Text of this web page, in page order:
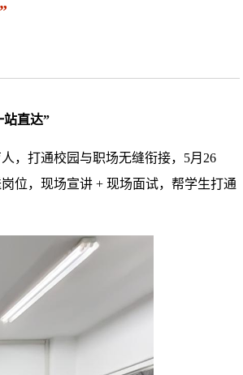
站直达”
，打通校园与职场无缝衔接，5月26
位，现场宣讲 + 现场面试，帮学生打通